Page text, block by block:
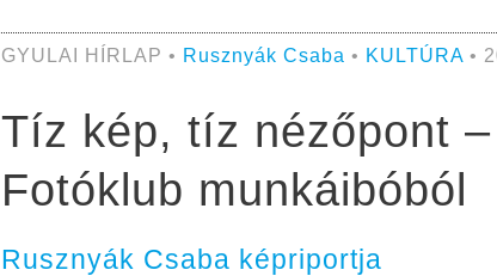
GYULAI HÍRLAP • Rusznyák Csaba • KULTÚRA•
Tíz kép, tíz nézőpont
Fotóklub munkáibóból
Rusznyák Csaba képriportja